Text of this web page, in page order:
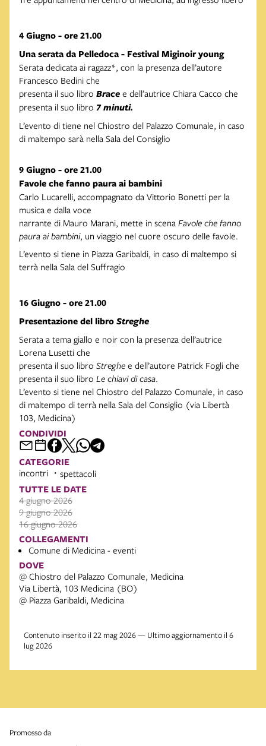
4 Giugno - ore 21.00
Una serata da Pelledoca - Festival Miginoir young
Serata dedicata ai ragazz*, con la presenza dell’autore
Francesco Bedini che
presenta il suo libro Brace e dell’autrice Chiara Cacco che
presenta il suo libro 7 minuti.
L’evento di tiene nel Chiostro del Palazzo Comunale, in caso
di maltempo sarà nella Sala del Consiglio
9 Giugno - ore 21.00
Favole che fanno paura ai bambini
Carlo Lucarelli, accompagnato da Vittorio Bonetti per la
musica e dalla voce
narrante di Mauro Marani, mette in scena Favole che fanno
paura ai bambini, un viaggio nel cuore oscuro delle favole.
L’evento si tiene in Piazza Garibaldi, in caso di maltempo si
terrà nella Sala del Suffragio
16 Giugno - ore 21.00
Presentazione del libroStreghe
Serata a tema giallo e noir con la presenza dell’autrice
Lorena Lusetti che
presenta il suo libro Streghe e dell’autore Patrick Fogli che
presenta il suo libro Le chiavi di casa.
L’evento si tiene nel Chiostro del Palazzo Comunale, in caso
di maltempo di terrà nella Sala del Consiglio (via Libertà
103, Medicina)
CONDIVIDI
CATEGORIE
incontri spettacoli
TUTTE LE DATE
4 giugno 2026
9 giugno 2026
16 giugno 2026
COLLEGAMENTI
Comune di Medicina - eventi
DOVE
@ Chiostro del Palazzo Comunale, Medicina
Via Libertà, 103 Medicina (BO)
@ Piazza Garibaldi, Medicina
Contenuto inserito il 22 mag 2026 — Ultimo aggiornamento il 6
lug 2026
promosso da